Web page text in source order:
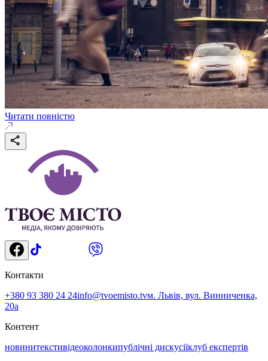
Читати повністю
Контакти
+380 93 380 24 24info@tvoemisto.tvм. Львів, вул. Винниченка,
20а
Контент
новинитекстивідеоколонкипублічні дискусіїклуб експертів